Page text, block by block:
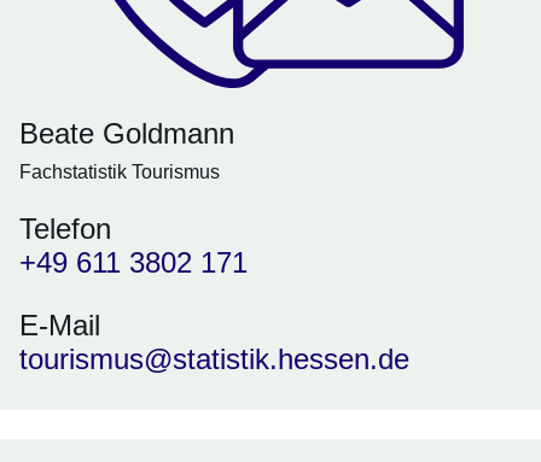
Beate Goldmann
Fachstatistik Tourismus
Telefon
+49 611 3802 171
E-Mail
tourismus@statistik.hessen.de